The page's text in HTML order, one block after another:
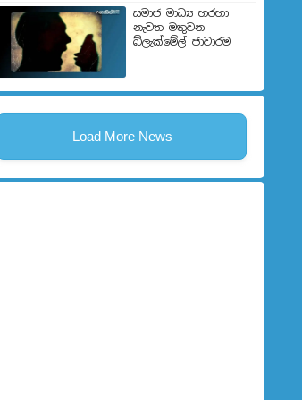
සමාජ මාධ්‍ය හරහා
නැවත මතුවන
බ්ලැක්මේල් ජාවාරම
Load More News